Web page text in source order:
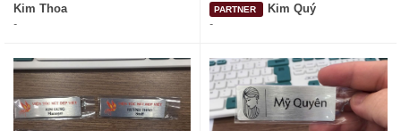
Kim Thoa
-
PARTNER Kim Quý
-